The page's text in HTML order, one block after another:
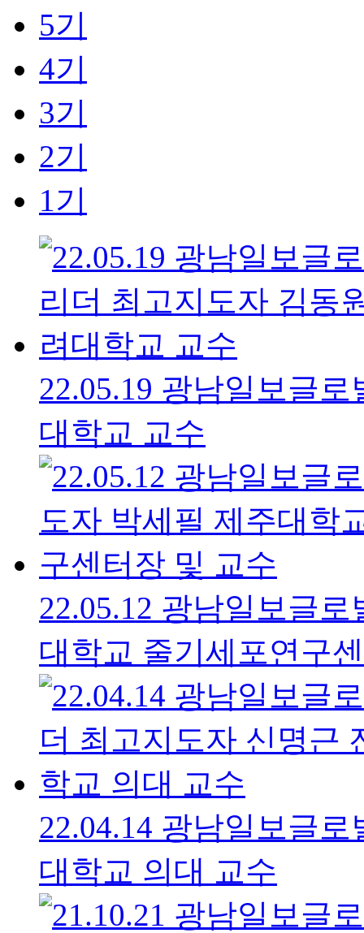
5기
4기
3기
2기
1기
22.05.19 광남일보글
대학교 교수
22.05.12 광남일보글
대학교 줄기세포연구
22.04.14 광남일보글
대학교 의대 교수